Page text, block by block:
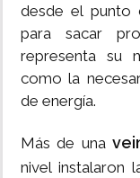
desde el punto
para sacar
representa su
como la
de energía.
Más de una
nivel instalaron